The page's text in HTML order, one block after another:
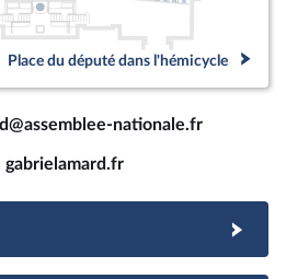
Place du député dans l'hémicycle
nationale.fr
gabrielamard.fr